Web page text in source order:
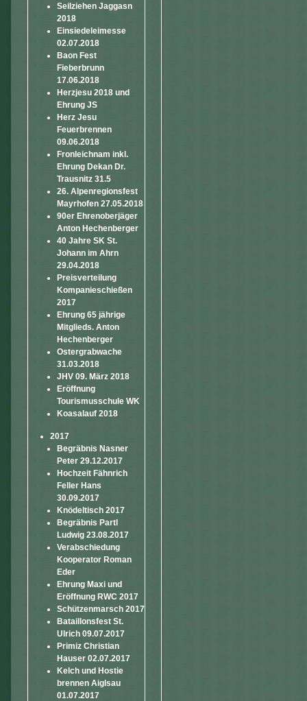
Seilziehen Jaggasn
2018
Einsiedeleimesse
02.07.2018
Baon Fest
Fieberbrunn
17.06.2018
Herzjesu 2018 und
Ehrung JS
Herz Jesu
Feuerbrennen
09.06.2018
Fronleichnam inkl.
Ehrung Dekan Dr.
Trausnitz 31.5
26. Alpenregionsfest
Mayrhofen 27.05.2018
90er Ehrenoberjäger
Anton Hechenberger
40 Jahre SK St.
Johann im Ahrn
29.04.2018
Preisverteilung
Kompanieschießen
2017
Ehrung 65 jährige
Mitglieds. Anton
Hechenberger
Ostergrabwache
31.03.2018
JHV 09. März 2018
Eröffnung
Tourismusschule WK
Koasalauf 2018
2017
Begräbnis Nasner
Peter 29.12.2017
Hochzeit Fähnrich
Feller Hans
30.09.2017
Knödeltisch 2017
Begräbnis Partl
Ludwig 23.08.2017
Verabschiedung
Kooperator Roman
Eder
Ehrung Maxi und
Eröffnung RWC 2017
Schützenmarsch 2017
Bataillonsfest St.
Ulrich 09.07.2017
Primiz Christian
Hauser 02.07.2017
Kelch und Hostie
brennen Aiglsau
01.07.2017